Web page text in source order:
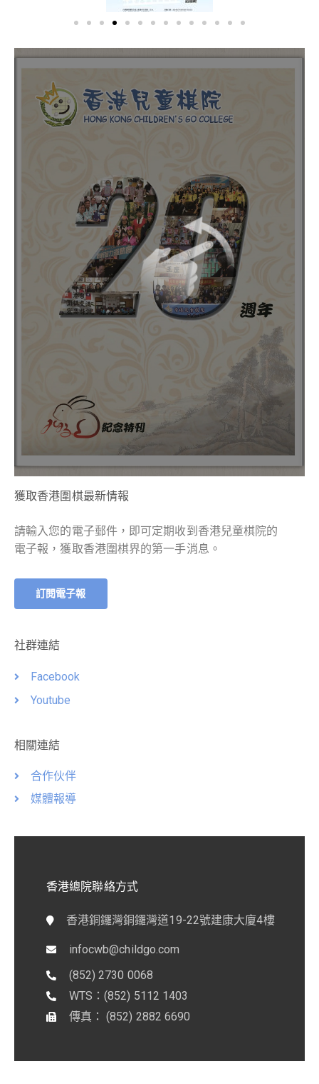
獲取香港圍棋最新情報
請輸入您的電子郵件，即可定期收到香港兒童棋院的
電子報，獲取香港圍棋界的第一手消息。
訂閱電子報
社群連結
Facebook
Youtube
相關連結
合作伙伴
媒體報導
香港總院聯絡方式
香港銅鑼灣銅鑼灣道19-22號建康大廈4樓
infocwb@childgo.com
(852) 2730 0068
WTS：(852) 5112 1403
傳真： (852) 2882 6690